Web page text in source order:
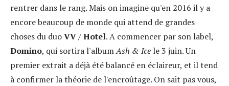
rentrer dans le rang. Mais on imagine qu'en 2016 il y a
encore beaucoup de monde qui attend de grandes
choses du duoVV/Hotel. A commencer par son label,
Domino, qui sortira l'albumAsh & Ice le 3 juin. Un
premier extrait a déjà été balancé en éclaireur, et il tend
à confirmer la théorie de l'encroûtage. On sait pas vous,